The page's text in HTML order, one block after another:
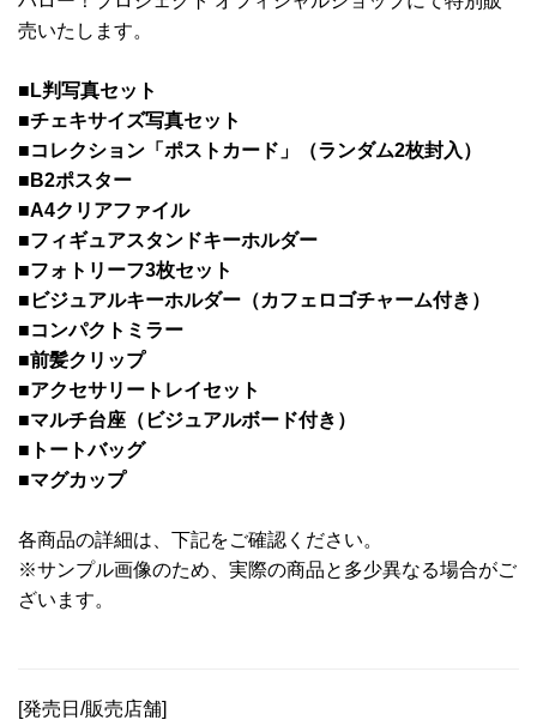
売いたします。
■L判写真セット
■チェキサイズ写真セット
■コレクション「ポストカード」（ランダム2枚封入）
■B2ポスター
■A4クリアファイル
■フィギュアスタンドキーホルダー
■フォトリーフ3枚セット
■ビジュアルキーホルダー（カフェロゴチャーム付き）
■コンパクトミラー
■前髪クリップ
■アクセサリートレイセット
■マルチ台座（ビジュアルボード付き）
■トートバッグ
■マグカップ
各商品の詳細は、下記をご確認ください。
※サンプル画像のため、実際の商品と多少異なる場合がご
ざいます。
[発売日/販売店舗]